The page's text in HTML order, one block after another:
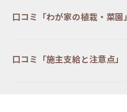
口コミ「わが家の植栽・菜園」
口コミ「施主支給と注意点」